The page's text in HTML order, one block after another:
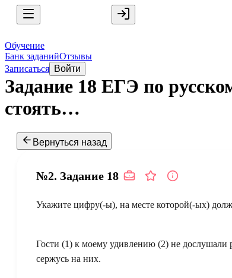
Обучение
Банк заданийОтзывы
Записаться Войти
Задание 18 ЕГЭ по
стоять…
Вернуться назад
№2. Задание 18
Укажите цифру(-ы), на месте которой(-ых)
Гости (1) к моему удивлению (2) не дослушали
сержусь на них.